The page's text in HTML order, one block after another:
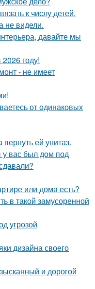
к числу детей.
не видели.
давайте мы
году!
- не имеет
от одинаковых
ей унитаз.
у вас был дом под
или дома есть?
в такой замусоренной
угрозой
дизайна своего
и дорогой